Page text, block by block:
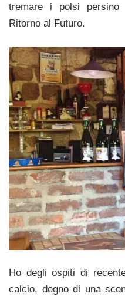
tremare i polsi persino
Ritorno al Futuro.
Ho degli ospiti di
calcio, degno di una